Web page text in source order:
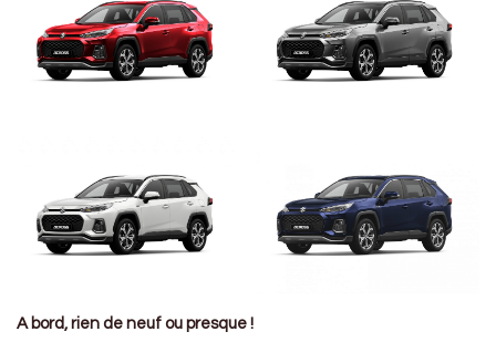
A bord, rien de neuf ou presque !